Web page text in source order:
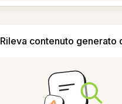
Rileva contenuto generato